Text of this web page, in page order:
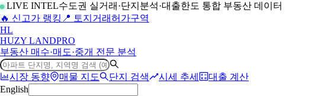
LIVE INTEL수도권 실거래·단지분석·대출한도 통합 부동산 데이터
🔥 신고가 랭킹 📍 토지거래허가구역
HL
HUZY LANDPRO
부동산 매수·매도·중개 전문 분석
시장 동향 매물 지도 단지 검색 시세 추세
대출 계산
English